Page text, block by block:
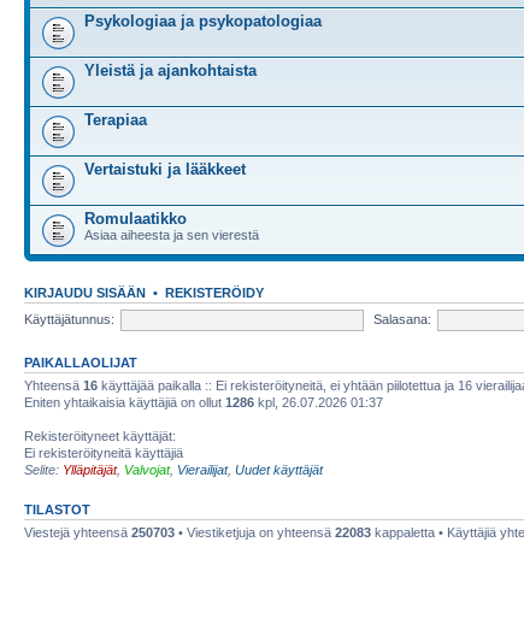
Psykologiaa ja psykopatologiaa
Yleistä ja ajankohtaista
Terapiaa
Vertaistuki ja lääkkeet
Romulaatikko
Asiaa aiheesta ja sen vierestä
KIRJAUDU SISÄÄN • REKISTERÖIDY
Käyttäjätunnus:
Salasana:
PAIKALLAOLIJAT
Yhteensä 16 käyttäjää paikalla :: Ei rekisteröityneitä, ei yhtään piilotettua ja 16
Eniten yhtaikaisia käyttäjiä on ollut 1286 kpl, 26.07.2026 01:37
Rekisteröityneet käyttäjät:
Ei rekisteröityneitä käyttäjiä
Selite: Ylläpitäjät, Valvojat, Vierailijat, Uudet käyttäjät
TILASTOT
Viestejä yhteensä 250703 • Viestiketjuja on yhteensä 22083 kappaletta • Käyttäjiä